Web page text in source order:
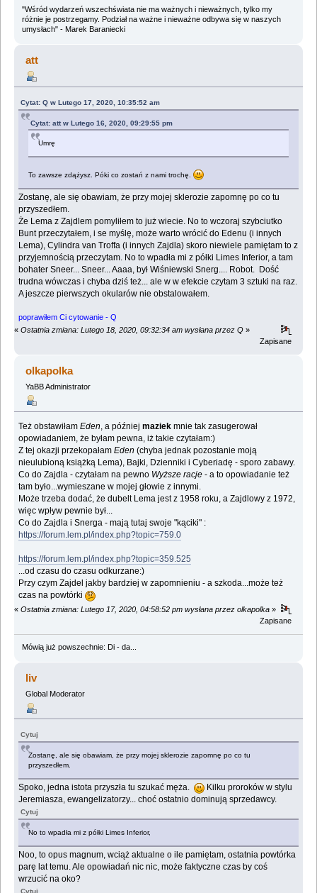
"Wśród wydarzeń wszechświata nie ma ważnych i nieważnych, tylko my
różnie je postrzegamy. Podział na ważne i nieważne odbywa się w naszych
umysłach" - Marek Baraniecki
att
Cytat: Q w Lutego 17, 2020, 10:35:52 am
Cytat: att w Lutego 16, 2020, 09:29:55 pm
Umrę
To zawsze zdążysz. Póki co zostań z nami trochę.
Zostanę, ale się obawiam, że przy mojej sklerozie zapomnę po co tu
przyszedłem.
Że Lema z Zajdlem pomyliłem to już wiecie. No to wczoraj szybciutko
Bunt przeczytałem, i se myślę, może warto wrócić do Edenu (i innych
Lema), Cylindra van Troffa (i innych Zajdla) skoro niewiele pamiętam to z
przyjemnością przeczytam. No to wpadła mi z półki Limes Inferior, a tam
bohater Sneer... Sneer... Aaaa, był Wiśniewski Snerg.... Robot. Dość
trudna wówczas i chyba dziś też... ale w w efekcie czytam 3 sztuki na raz.
A jeszcze pierwszych okularów nie obstalowałem.
poprawiłem Ci cytowanie - Q
« Ostatnia zmiana: Lutego 18, 2020, 09:32:34 am wysłana przez Q »
Zapisane
olkapolka
YaBB Administrator
Też obstawiłamEden, a późniejmaziek mnie tak zasugerował
opowiadaniem, że byłam pewna, iż takie czytałam:)
Z tej okazji przekopałam Eden (chyba jednak pozostanie moją
nieulubioną książką Lema), Bajki, Dzienniki i Cyberiadę - sporo zabawy.
Co do Zajdla - czytałam na pewno Wyższe racje - a to opowiadanie też
tam było...wymieszane w mojej głowie z innymi.
Może trzeba dodać, że dubelt Lema jest z 1958 roku, a Zajdlowy z 1972,
więc wpływ pewnie był...
Co do Zajdla i Snerga - mają tutaj swoje "kąciki" :
https://forum.lem.pl/index.php?topic=759.0
https://forum.lem.pl/index.php?topic=359.525
...od czasu do czasu odkurzane:)
Przy czym Zajdel jakby bardziej w zapomnieniu - a szkoda...może też
czas na powtórki
« Ostatnia zmiana: Lutego 17, 2020, 04:58:52 pm wysłana przez olkapolka »
Zapisane
Mówią już powszechnie: Di - da...
liv
Global Moderator
Cytuj
Zostanę, ale się obawiam, że przy mojej sklerozie zapomnę po co tu
przyszedłem.
Spoko, jedna istota przyszła tu szukać męża.
Kilku proroków w stylu
Jeremiasza, ewangelizatorzy... choć ostatnio dominują sprzedawcy.
Cytuj
No to wpadła mi z półki Limes Inferior,
Noo, to opus magnum, wciąż aktualne o ile pamiętam, ostatnia powtórka
parę lat temu. Ale opowiadań nic nic, może faktyczne czas by coś
wrzucić na oko?
Cytuj